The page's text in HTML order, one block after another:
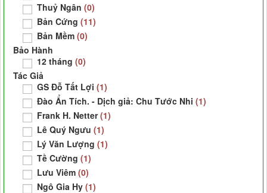
Thuỷ Ngân (0)
Bản Cứng (11)
Bản Mềm (0)
Bảo Hành
12 tháng (0)
Tác Giả
GS Đỗ Tất Lợi (1)
Đào Ẩn Tích. - Dịch giả: Chu Tước Nhi (1)
Frank H. Netter(1)
Lê Quý Ngưu (1)
Lý Văn Lượng (1)
Tề Cường (1)
Lưu Viêm (0)
Ngô Gia Hy (1)